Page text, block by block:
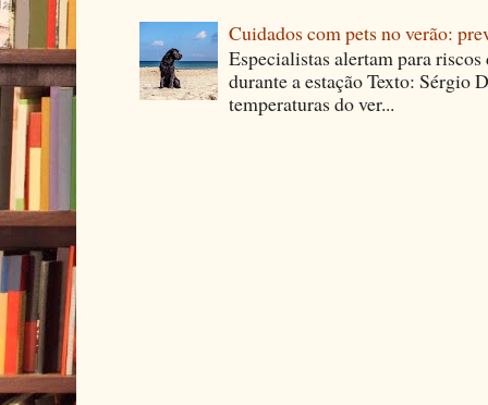
Cuidados com pets no verão:
Especialistas alertam para
durante a estação Texto: Sérgio
temperaturas do ver...